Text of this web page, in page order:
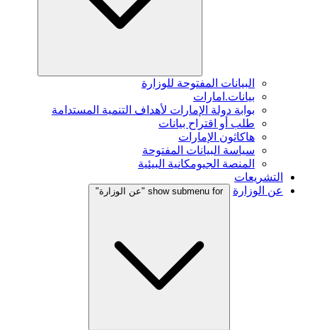
البيانات المفتوحة للوزارة
بيانات.امارات
بوابة دولة الإمارات لأهداف التنمية المستدامة
طلب أو اقتراح بيانات
هاكاثون الإمارات
سياسة البيانات المفتوحة
المنصة الجيومكانية البيئية
التشريعات
عن الوزارة
show submenu for "عن الوزارة"